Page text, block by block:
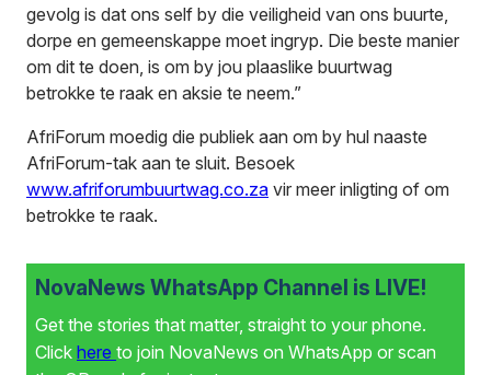
gevolg is dat ons self by die veiligheid van ons buurte,
dorpe en gemeenskappe moet ingryp. Die beste manier
om dit te doen, is om by jou plaaslike buurtwag
betrokke te raak en aksie te neem.”
AfriForum moedig die publiek aan om by hul naaste
AfriForum-tak aan te sluit. Besoek
www.afriforumbuurtwag.co.za vir meer inligting of om
betrokke te raak.
NovaNews WhatsApp Channel is LIVE!
Get the stories that matter, straight to your phone.
Click here to join NovaNews on WhatsApp or scan